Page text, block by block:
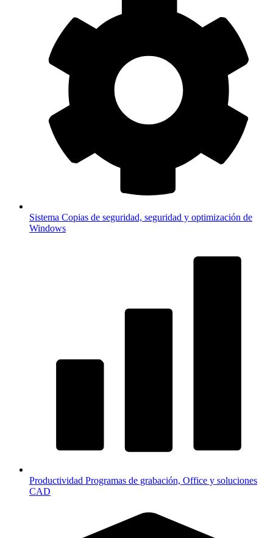
Sistema Copias de seguridad, seguridad y optimización de
Windows
Productividad Programas de grabación, Office y soluciones
CAD